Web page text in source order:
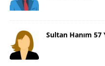
Sultan Hanım 57